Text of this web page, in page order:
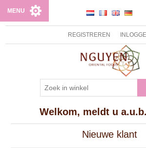
REGISTREREN
MENU
Welkom, meldt u
Nieuwe klant